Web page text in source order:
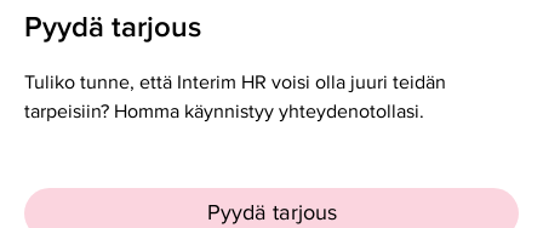
Pyydä tarjous
Tuliko tunne, että Interim HR voisi olla juuri teidän
tarpeisiin? Homma käynnistyy yhteydenotollasi.
Pyydä tarjous